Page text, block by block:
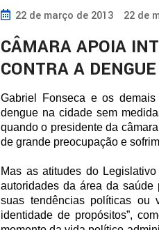
22 de março de 2013 22 de
CÂMARA APOIA
CONTRA A DENGUE
Gabriel Fonseca e os
dengue na cidade sem
quando o presidente da
de grande preocupação e
Mas as atitudes do
autoridades da área da saúde
suas tendências políticas ou
identidade de propósitos”,